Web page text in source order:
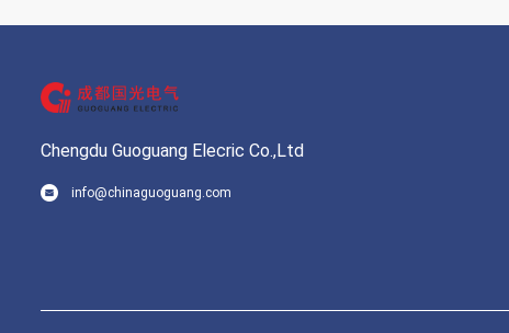
Chengdu Guoguang Elecric Co.,Ltd
info@chinaguoguang.com